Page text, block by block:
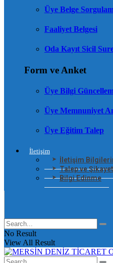
Üye Belge
Faaliyet Belgesi
Oda Kayıt Sicil
Form ve Anket
Üye Bilgi
Üye Memnuniyet
Üye Eğitim Talep
İletişim
İletişim
Talep ve
Bilgi Edinme
No Result
View All Result